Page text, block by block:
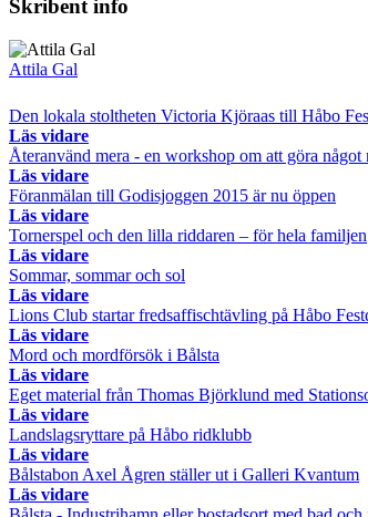
Skribent info
Attila Gal
Den lokala stoltheten Victoria Kjöraas till Håbo
Läs vidare
Återanvänd mera - en workshop om att göra
Läs vidare
Föranmälan till Godisjoggen 2015 är nu öppen
Läs vidare
Tornerspel och den lilla riddaren – för hela familjen
Läs vidare
Sommar, sommar och sol
Läs vidare
Lions Club startar fredsaffischtävling på Håbo
Läs vidare
Mord och mordförsök i Bålsta
Läs vidare
Eget material från Thomas Björklund med
Läs vidare
Landslagsryttare på Håbo ridklubb
Läs vidare
Bålstabon Axel Ågren ställer ut i Galleri Kvantum
Läs vidare